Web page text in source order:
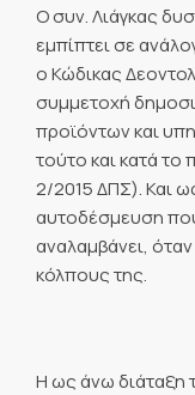
Ο συν. Λιάγκας
εμπίπτει σε
ο Κώδικας
συμμετοχή
προϊόντων και
τούτο και κατά
2/2015 ΔΠΣ). Και
αυτοδέσμευση
αναλαμβάνει,
κόλπους της.
Η ως άνω διάταξη